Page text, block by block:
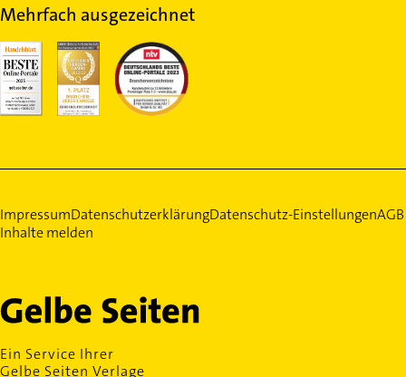
Mehrfach ausgezeichnet
ImpressumDatenschutzerklärungDatenschutz-EinstellungenAGB
Inhalte melden
Ein Service Ihrer
Gelbe Seiten Verlage